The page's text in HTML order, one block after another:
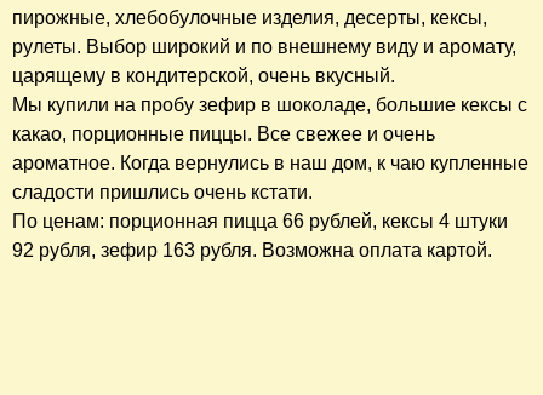
пирожные, хлебобулочные изделия, десерты, кексы,
рулеты. Выбор широкий и по внешнему виду и аромату,
царящему в кондитерской, очень вкусный.
Мы купили на пробу зефир в шоколаде, большие кексы с
какао, порционные пиццы. Все свежее и очень
ароматное. Когда вернулись в наш дом, к чаю купленные
сладости пришлись очень кстати.
По ценам: порционная пицца 66 рублей, кексы 4 штуки
92 рубля, зефир 163 рубля. Возможна оплата картой.